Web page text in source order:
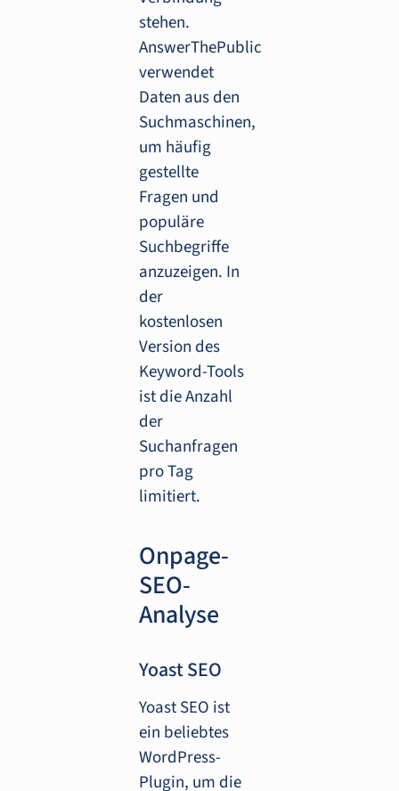
stehen.
AnswerThePublic
verwendet
Daten aus den
Suchmaschinen,
um häufig
gestellte
Fragen und
populäre
Suchbegriffe
anzuzeigen. In
der
kostenlosen
Version des
Keyword-Tools
ist die Anzahl
der
Suchanfragen
pro Tag
limitiert.
Onpage-
SEO-
Analyse
Yoast SEO
Yoast SEO ist
ein beliebtes
WordPress-
Plugin, um die